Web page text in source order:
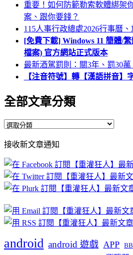
重要！如何防範勒索軟體綁架
案、跟你要錢？
115人事行政總處2026行事曆、
[免費下載] Windows 11 簡體/
檔案) 官方網站正式版本
最新酒駕罰則：關3年、罰30
【注音符號】轉【漢語拼音】
全部文章分類
全
文
章
分
類
接收新文章通知
android android 遊戲 APP